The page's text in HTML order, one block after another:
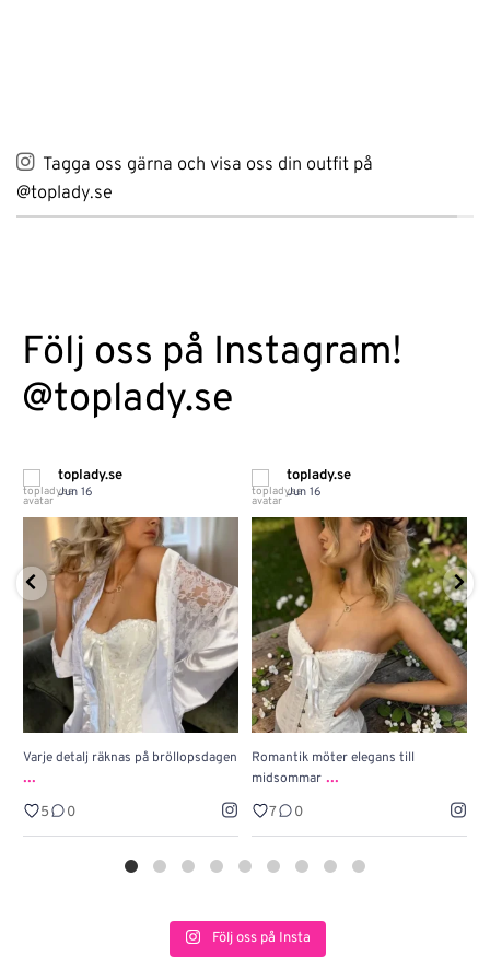
Tagga oss gärna och visa oss din outfit på
@toplady.se
Följ oss på Instagram!
@toplady.se
toplady.se
Jun 16
Varje detalj räknas på bröllopsdagen
...
5 0
toplady.se
Jun 16
Romantik möter elegans till
midsommar ...
7 0
Följ oss på Insta